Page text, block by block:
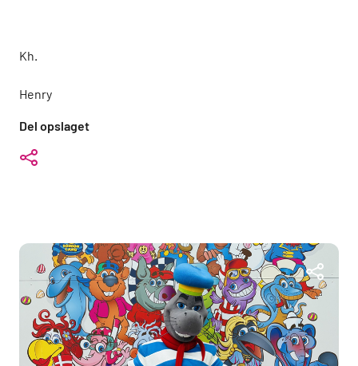
Del opslaget
Kh.
Henry